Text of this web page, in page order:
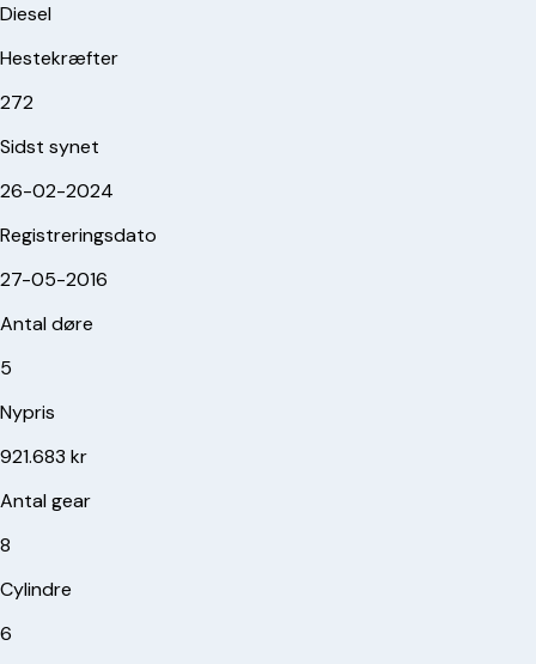
Diesel
Hestekræfter
272
Sidst synet
26-02-2024
Registreringsdato
27-05-2016
Antal døre
5
Nypris
921.683 kr
Antal gear
8
Cylindre
6